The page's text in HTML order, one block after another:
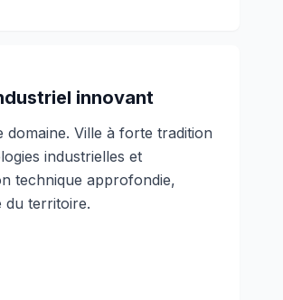
innovant
domaine. Ville à forte tradition
industrielles et
technique approfondie,
du territoire.